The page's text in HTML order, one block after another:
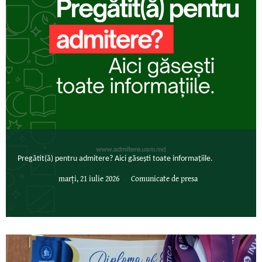
Pregătit(ă) pentru admitere? Aici găsești toate informațiile.
marți, 21 iulie 2026 Comunicate de presa